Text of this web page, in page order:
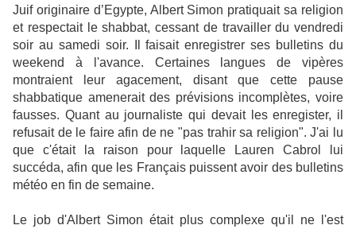
Juif originaire d’Egypte, Albert Simon pratiquait sa religion
et respectait le shabbat, cessant de travailler du vendredi
soir au samedi soir. Il faisait enregistrer ses bulletins du
weekend à l'avance. Certaines langues de vipères
montraient leur agacement, disant que cette pause
shabbatique amenerait des prévisions incomplètes, voire
fausses. Quant au journaliste qui devait les enregister, il
refusait de le faire afin de ne "pas trahir sa religion". J'ai lu
que c'était la raison pour laquelle Lauren Cabrol lui
succéda, afin que les Français puissent avoir des bulletins
météo en fin de semaine.
Le job d'Albert Simon était plus complexe qu'il ne l'est